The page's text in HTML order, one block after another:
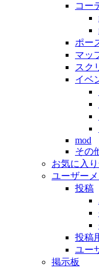
コー
ポー
マッ
スク
イベ
mod
その
お気に入
ユーザー
投稿
投稿
ユー
掲示板